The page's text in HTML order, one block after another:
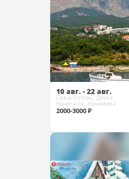
10 авг. - 22 авг.
Севастополь, Доска
почета пл. Нахимова
2000-3000 ₽
Купить